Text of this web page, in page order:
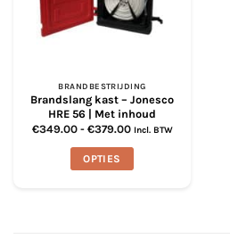
BRANDBESTRIJDING
Brandslang kast – Jonesco
HRE 56 | Met inhoud
€349.00 - €379.00Prijsklasse:
tot
Incl. BTW
OPTIES